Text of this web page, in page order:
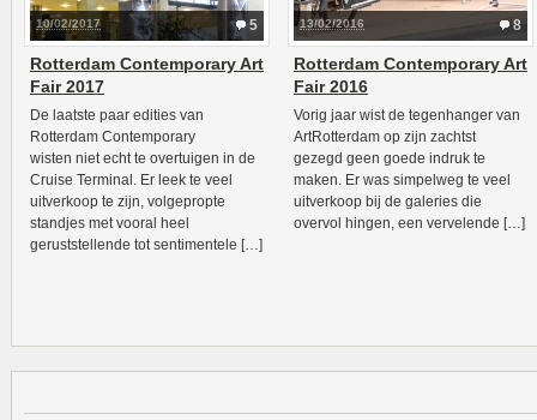
5
10/02/2017
Rotterdam Contemporary Art
Fair 2017
De laatste paar edities van
Rotterdam Contemporary
wisten niet echt te overtuigen in de
Cruise Terminal. Er leek te veel
uitverkoop te zijn, volgepropte
standjes met vooral heel
geruststellende tot sentimentele […]
8
13/02/2016
Rotterdam Contemporary Art
Fair 2016
Vorig jaar wist de tegenhanger van
ArtRotterdam op zijn zachtst
gezegd geen goede indruk te
maken. Er was simpelweg te veel
uitverkoop bij de galeries die
overvol hingen, een vervelende […]